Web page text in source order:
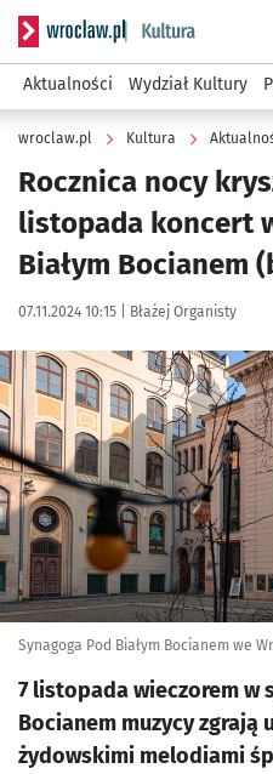
Serwis informacyjny
Aktualności Wydział Kultury
wroclaw.pl Kultura
Rocznica nocy
listopada koncert
Białym Bocianem
Data publikacji:
07.11.2024 10:15 | Autor:
Błażej Organisty
Kliknij, aby powiększyć
Synagoga Pod Białym Bocianem we
7 listopada wieczorem w
Bocianem muzycy
żydowskimi melodiami